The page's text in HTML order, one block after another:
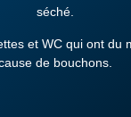
séché.
et WC qui ont du
de bouchons.